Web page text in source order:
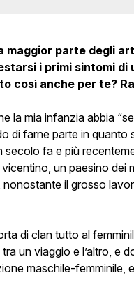
maggior parte degli
i primi sintomi
così anche per te?
la mia infanzia abbia
di farne parte in
secolo fa e più
un paesino dei
il grosso
di clan tutto al
un viaggio e l’altro, e
maschile-femminile,